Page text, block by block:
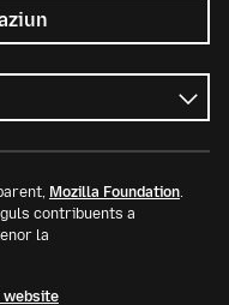
Mozilla Foundation.
contribuents a
la
website